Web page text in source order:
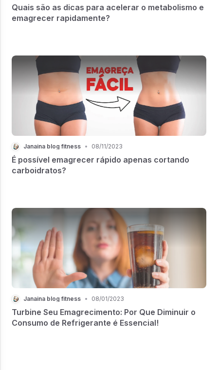
Quais são as dicas para acelerar o metabolismo e
emagrecer rapidamente?
Janaina blog fitness • 08/11/2023
É possível emagrecer rápido apenas cortando
carboidratos?
Janaina blog fitness • 08/01/2023
Turbine Seu Emagrecimento: Por Que Diminuir o
Consumo de Refrigerante é Essencial!